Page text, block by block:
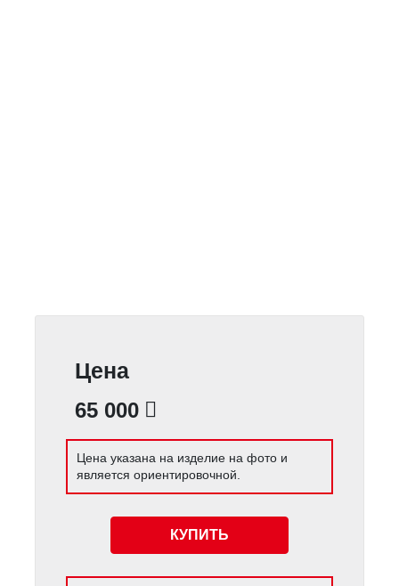
Цена
65 000
Цена указана на изделие на фото и
является ориентировочной.
КУПИТЬ